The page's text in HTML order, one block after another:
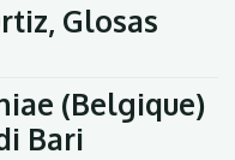
Glosas
(Belgique)
Bari